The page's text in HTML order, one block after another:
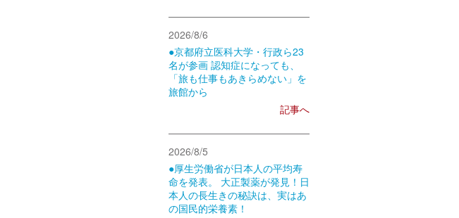
2026/8/6
●京都府立医科大学・行政ら23
名が参画 認知症になっても、
「旅も仕事もあきらめない」を
旅館から
記事へ
2026/8/5
●厚生労働省が日本人の平均寿
命を発表。 大正製薬が発見！日
本人の長生きの秘訣は、実はあ
の国民的栄養素！